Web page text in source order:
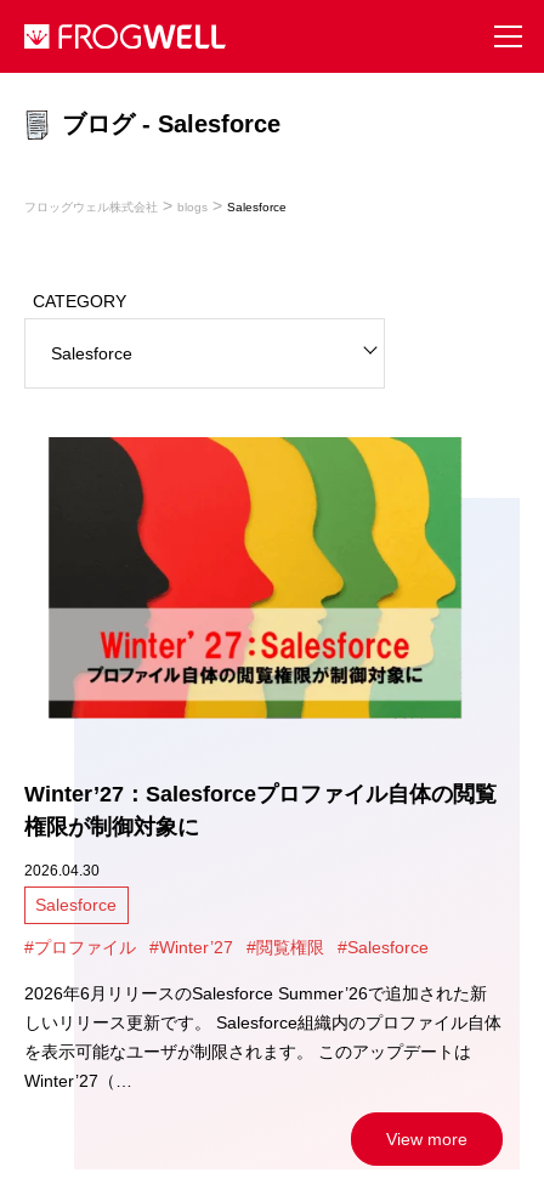
ブログ - Salesforce
フロッグウェル株式会社 > blogs > Salesforce
CATEGORY
Winter’27：Salesforceプロファイル自体の閲覧
権限が制御対象に
2026.04.30
Salesforce
#プロファイル #Winter’27 #閲覧権限 #Salesforce
2026年6月リリースのSalesforce Summer’26で追加された新
しいリリース更新です。 Salesforce組織内のプロファイル自体
を表示可能なユーザが制限されます。 このアップデートは
Winter’27（…
View more